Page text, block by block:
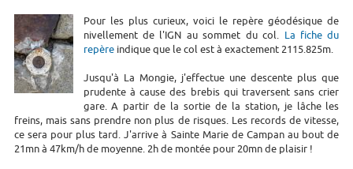
Pour les plus curieux, voici le repère géodésique de
nivellement de l'IGN au sommet du col. La fiche du
repèreindique que le col est à exactement 2115.825m.
Jusqu'à La Mongie, j'effectue une descente plus que
prudente à cause des brebis qui traversent sans crier
gare. A partir de la sortie de la station, je lâche les
freins, mais sans prendre non plus de risques. Les records de vitesse,
ce sera pour plus tard. J'arrive à Sainte Marie de Campan au bout de
21mn à 47km/h de moyenne. 2h de montée pour 20mn de plaisir !